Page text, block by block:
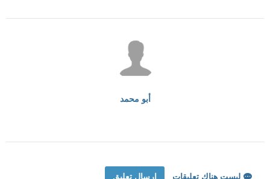
أبو محمد
ليست هناك تعليقات إرسال تعليق